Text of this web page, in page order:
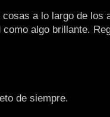
a lo largo de los
algo brillante.
de siempre.